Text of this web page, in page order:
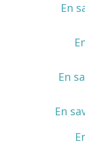
En
En
En